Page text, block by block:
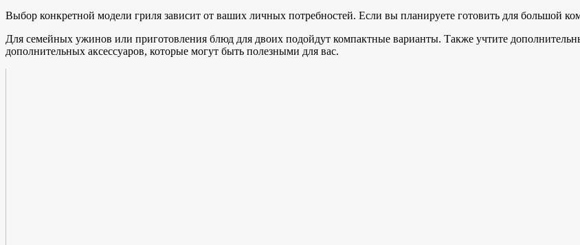
Выбор конкретной модели гриля зависит от ваших личных потребностей. Если вы планируете готовить для большой
Для семейных ужинов или приготовления блюд для двоих подойдут компактные варианты. Также учтите
дополнительных аксессуаров, которые могут быть полезными для вас.